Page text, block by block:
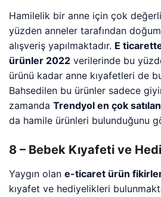
Hamilelik bir anne için çok
yüzden anneler tarafından
alışveriş yapılmaktadır. E
ürünler 2022 verilerinde bu
ürünü kadar anne kıyafetleri de
Bahsedilen bu ürünler sadece
zamandaTrendyol en çok
da hamile ürünleri bulunduğunu
8 – Bebek Kıyafeti ve
Yaygın olane-ticaret ürün
kıyafet ve hediyelikleri